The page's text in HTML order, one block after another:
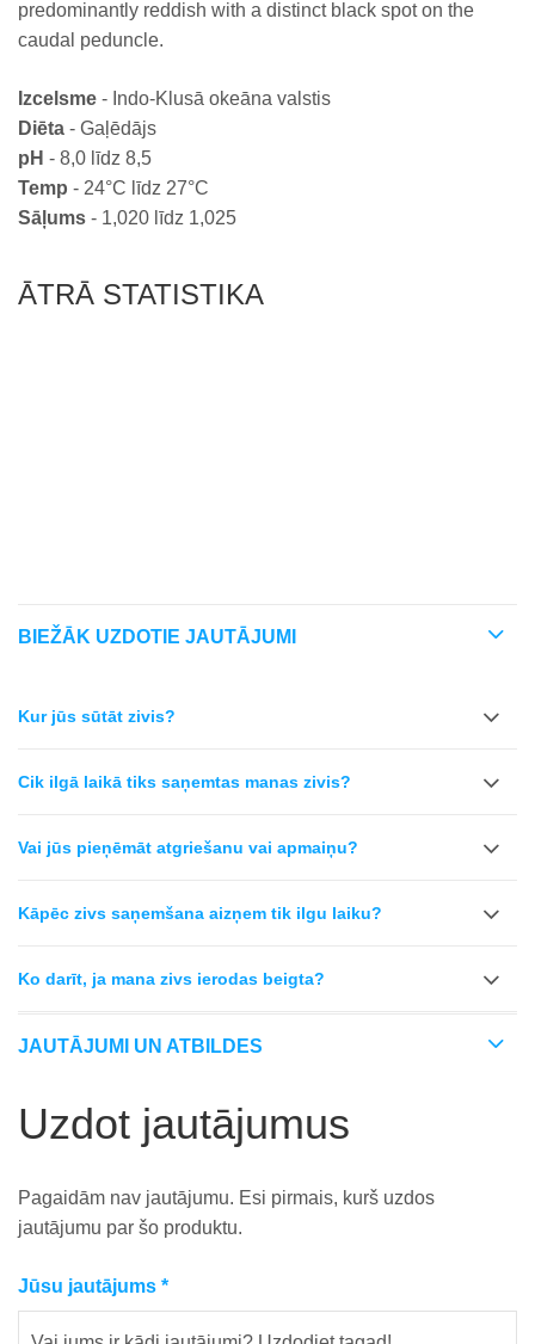
predominantly reddish with a distinct black spot on the
caudal peduncle.
Izcelsme - Indo-Klusā okeāna valstis
Diēta - Gaļēdājs
pH - 8,0 līdz 8,5
Temp - 24°C līdz 27°C
Sāļums - 1,020 līdz 1,025
ĀTRĀ STATISTIKA
BIEŽĀK UZDOTIE JAUTĀJUMI
Kur jūs sūtāt zivis?
Cik ilgā laikā tiks saņemtas manas zivis?
Vai jūs pieņēmāt atgriešanu vai apmaiņu?
Kāpēc zivs saņemšana aizņem tik ilgu laiku?
Ko darīt, ja mana zivs ierodas beigta?
JAUTĀJUMI UN ATBILDES
Uzdot jautājumus
Pagaidām nav jautājumu. Esi pirmais, kurš uzdos
jautājumu par šo produktu.
Jūsu jautājums *